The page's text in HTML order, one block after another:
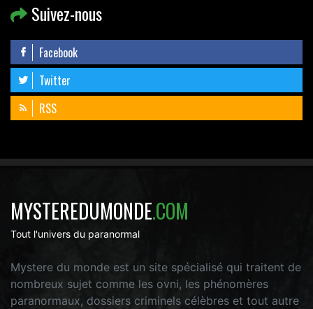
Suivez-nous
Facebook
Twitter
RSS
MYSTEREDUMONDE.COM
Tout l'univers du paranormal
Mystere du monde est un site spécialisé qui traitent de
nombreux sujet comme les ovni, les phénomères
paranormaux, dossiers criminels célèbres et tout autre